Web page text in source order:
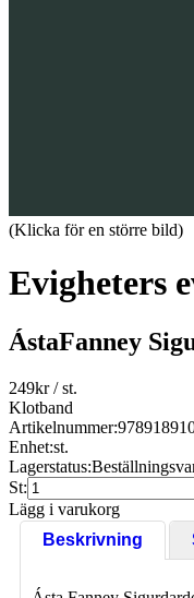
(Klicka för en större bild)
Evigheters
ÁstaFanney
249kr/ st.
Klotband
Artikelnummer:
Enhet:st.
Lagerstatus:
St:
Lägg i varukorg
Beskrivning